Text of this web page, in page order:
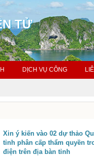
TỬ
DỊCH VỤ CÔNG
Xin ý kiến vào 02 dự thảo
tỉnh phân cấp thẩm quyền
điện trên địa bàn tỉnh